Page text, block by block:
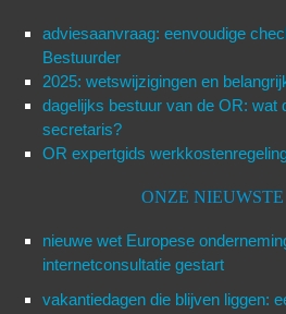
adviesaanvraag: eenvoudige
Bestuurder
2025: wetswijzigingen en
dagelijks bestuur van de OR: wat
secretaris?
OR expertgids
ONZE
nieuwe wet Europese
internetconsultatie gestart
vakantiedagen die blijven liggen: